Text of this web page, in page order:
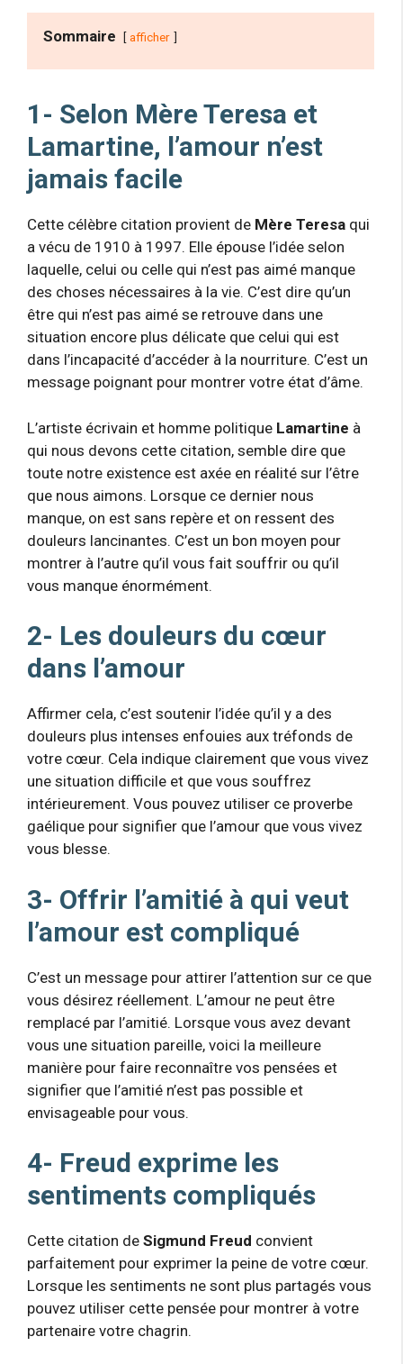
Sommaire afficher
1- Selon Mère Teresa et
Lamartine, l’amour n’est
jamais facile
Cette célèbre citation provient de Mère Teresa qui
a vécu de 1910 à 1997. Elle épouse l’idée selon
laquelle, celui ou celle qui n’est pas aimé manque
des choses nécessaires à la vie. C’est dire qu’un
être qui n’est pas aimé se retrouve dans une
situation encore plus délicate que celui qui est
dans l’incapacité d’accéder à la nourriture. C’est un
message poignant pour montrer votre état d’âme.
L’artiste écrivain et homme politique Lamartine à
qui nous devons cette citation, semble dire que
toute notre existence est axée en réalité sur l’être
que nous aimons. Lorsque ce dernier nous
manque, on est sans repère et on ressent des
douleurs lancinantes. C’est un bon moyen pour
montrer à l’autre qu’il vous fait souffrir ou qu’il
vous manque énormément.
2- Les douleurs du cœur
dans l’amour
Affirmer cela, c’est soutenir l’idée qu’il y a des
douleurs plus intenses enfouies aux tréfonds de
votre cœur. Cela indique clairement que vous vivez
une situation difficile et que vous souffrez
intérieurement. Vous pouvez utiliser ce proverbe
gaélique pour signifier que l’amour que vous vivez
vous blesse.
3- Offrir l’amitié à qui veut
l’amour est compliqué
C’est un message pour attirer l’attention sur ce que
vous désirez réellement. L’amour ne peut être
remplacé par l’amitié. Lorsque vous avez devant
vous une situation pareille, voici la meilleure
manière pour faire reconnaître vos pensées et
signifier que l’amitié n’est pas possible et
envisageable pour vous.
4- Freud exprime les
sentiments compliqués
Cette citation de Sigmund Freud convient
parfaitement pour exprimer la peine de votre cœur.
Lorsque les sentiments ne sont plus partagés vous
pouvez utiliser cette pensée pour montrer à votre
partenaire votre chagrin.